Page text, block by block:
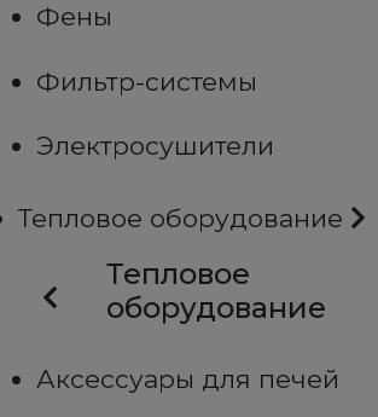
Фены
Фильтр-системы
Электросушители
Тепловое оборудование
Тепловое
оборудование
Аксессуары для печей